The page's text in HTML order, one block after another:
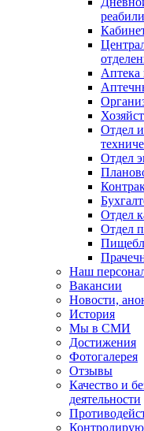
Аптека
Отдел
Отдел
Отдел
Отдел
Наш
Вакансии
Новости,
История
Мы в СМИ
Достижения
Фотогалерея
Отзывы
Качество и
деятельности